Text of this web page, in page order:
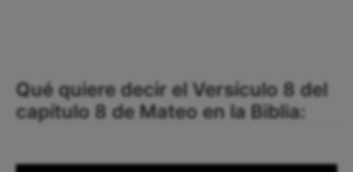
Qué quiere decir el Versículo 8 del
capítulo 8 de Mateo en la Biblia: